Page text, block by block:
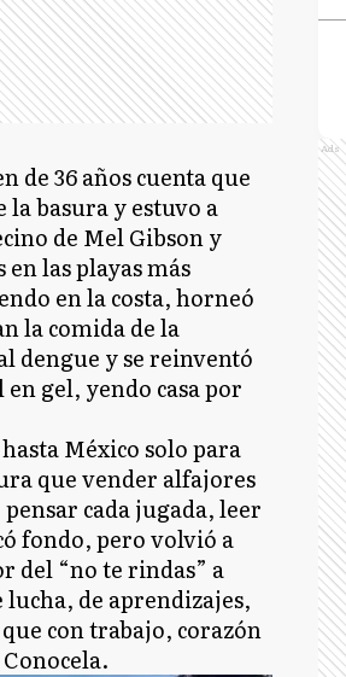
de 36 años cuenta que
basura y estuvo a
de Mel Gibson y
las playas más
en la costa, horneó
la comida de la
dengue y se reinventó
gel, yendo casa por
México solo para
que vender alfajores
cada jugada, leer
fondo, pero volvió a
del “no te rindas” a
lucha, de aprendizajes,
con trabajo, corazón
Ads